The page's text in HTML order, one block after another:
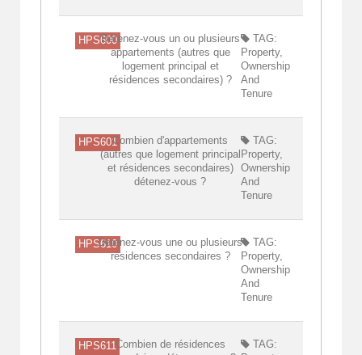
HPS600Détenez-vous un ou plusieurs
appartements (autres que
logement principal et
résidences secondaires) ?
TAG:
Property,
Ownership
And
Tenure
HPS601Combien d'appartements
(autres que logement principal
et résidences secondaires)
détenez-vous ?
TAG:
Property,
Ownership
And
Tenure
HPS610Détenez-vous une ou plusieurs
résidences secondaires ?
TAG:
Property,
Ownership
And
Tenure
HPS611Combien de résidences
TAG: